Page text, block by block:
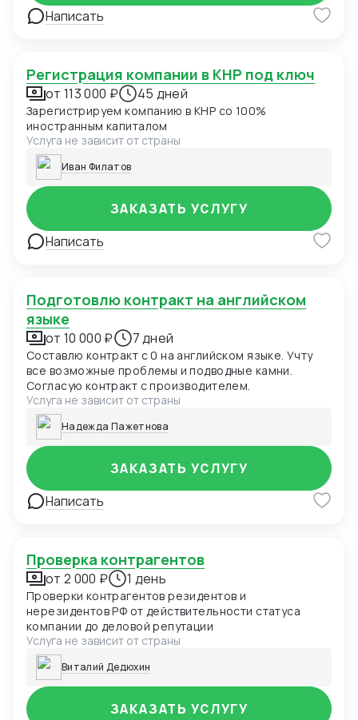
Написать
Регистрация компании в КНР под ключ
от 113 000 ₽ 45 дней
Зарегистрируем компанию в КНР со 100%
иностранным капиталом
Услуга не зависит от страны
Иван Филатов
Написать
ЗАКАЗАТЬ УСЛУГУ
Подготовлю контракт на английском
языке
от 10 000 ₽ 7 дней
Составлю контракт с 0 на английском языке. Учту
все возможные проблемы и подводные камни.
Согласую контракт с производителем.
Услуга не зависит от страны
Надежда Пажетнова
Написать
ЗАКАЗАТЬ УСЛУГУ
Проверка контрагентов
от 2 000 ₽ 1 день
Проверки контрагентов резидентов и
нерезидентов РФ от действительности статуса
компании до деловой репутации
Услуга не зависит от страны
Виталий Дедюхин
ЗАКАЗАТЬ УСЛУГУ